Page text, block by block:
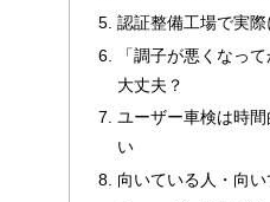
認証整備工場で実
「調子が悪くなっ
大丈夫？
ユーザー車検は時
い
向いている人・向い